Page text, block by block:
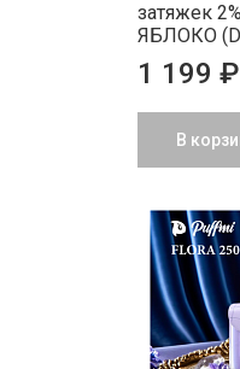
затяжек
ЯБЛОКО
1 199 ₽
В